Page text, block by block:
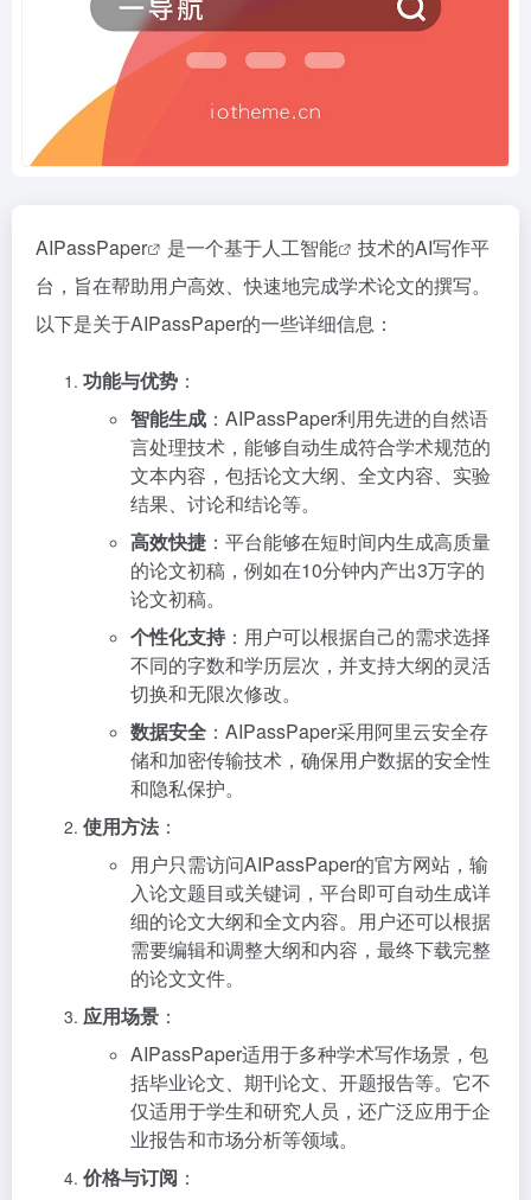
AIPassPaper 是一个基于人工智能
技术的AI写作平
台，旨在帮助用户高效、快速地完成学术论文的撰写。
以下是关于AIPassPaper的一些详细信息：
功能与优势 ：
智能生成 ：AIPassPaper利用先进的自然语
言处理技术，能够自动生成符合学术规范的
文本内容，包括论文大纲、全文内容、实验
结果、讨论和结论等。
高效快捷 ：平台能够在短时间内生成高质量
的论文初稿，例如在10分钟内产出3万字的
论文初稿。
个性化支持 ：用户可以根据自己的需求选择
不同的字数和学历层次，并支持大纲的灵活
切换和无限次修改。
数据安全 ：AIPassPaper采用阿里云安全存
储和加密传输技术，确保用户数据的安全性
和隐私保护。
使用方法 ：
用户只需访问AIPassPaper的官方网站，输
入论文题目或关键词，平台即可自动生成详
细的论文大纲和全文内容。用户还可以根据
需要编辑和调整大纲和内容，最终下载完整
的论文文件。
应用场景 ：
AIPassPaper适用于多种学术写作场景，包
括毕业论文、期刊论文、开题报告等。它不
仅适用于学生和研究人员，还广泛应用于企
业报告和市场分析等领域。
价格与订阅 ：